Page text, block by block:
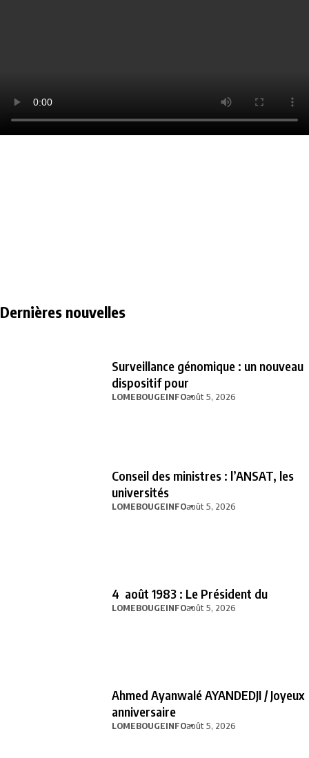
Dernières nouvelles
Surveillance génomique : un nouveau
dispositif pour
LOMEBOUGEINFOaoût 5, 2026
Conseil des ministres : l’ANSAT, les
universités
LOMEBOUGEINFOaoût 5, 2026
4 août 1983 : Le Président du
LOMEBOUGEINFOaoût 5, 2026
Ahmed Ayanwalé AYANDEDJI / Joyeux
anniversaire
LOMEBOUGEINFOaoût 5, 2026